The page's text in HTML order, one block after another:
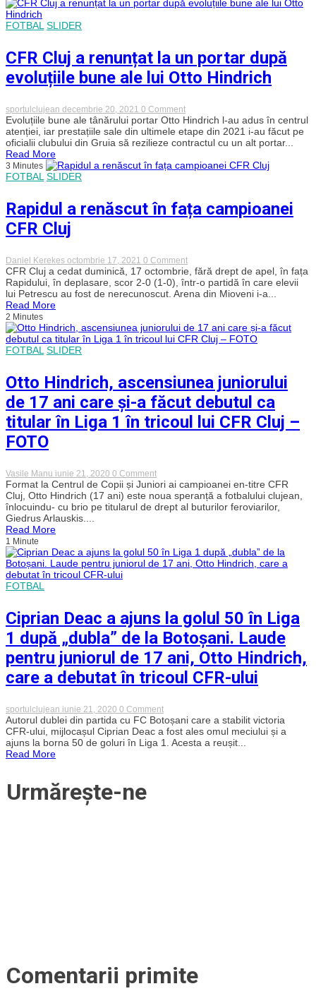
a
sigur
că
va
mult”
FOTBAL SLIDER
CFR Cluj a renunțat la un portar după
evoluțiile bune ale lui Otto Hindrich
sportulclujean decembrie 20, 2021 0 Commenton
CFR
Cluj
a
renunțat
un
bune
ale
Evoluțiile bune ale tânărului portar Otto Hindrich l-au adus în centrul
atenției, iar prestațiile sale din ultimele etape din 2021 i-au făcut pe
oficialii clubului din Gruia să rezilieze contractul cu un alt portar...
Read More
3 Minutes
FOTBAL SLIDER
Rapidul a renăscut în fața campioanei
CFR Cluj
Daniel Kerekes octombrie 17, 2021 0 Commenton
Rapidul
a
renăscut
în
CFR
Cluj
CFR Cluj a cedat duminică, 17 octombrie, fără drept de apel, în fața
Rapidului, în deplasare, scor 2-0 (1-0), într-o partidă în care elevii
lui Petrescu au fost de nerecunoscut. Arena din Mioveni i-a...
Read More
2 Minutes
FOTBAL SLIDER
Otto Hindrich, ascensiunea juniorului
de 17 ani care și-a făcut debutul ca
titular în Liga 1 în tricoul lui CFR Cluj –
FOTO
Vasile Manu iunie 21, 2020 0 Commenton
Otto
Hindrich,
ascensiunea
juniorului
care
și-
a
titular
în
Liga
1
în
tricoul
CFR
FOTO
Format la Centrul de Copii și Juniori ai campioanei en-titre CFR
Cluj, Otto Hindrich (17 ani) este noua speranță a fotbalului clujean,
înlocuindu- cu brio pe titularul de drept al buturilor feroviarilor,
Giedrus Arlauskis....
Read More
1 Minute
FOTBAL
Ciprian Deac a ajuns la golul 50 în Liga
1 după „dubla” de la Botoșani. Laude
pentru juniorul de 17 ani, Otto Hindrich,
care a debutat în tricoul CFR-ului
sportulclujean iunie 21, 2020 0 Commenton
Ciprian
Deac
a
ajuns
debutat
în
tricoul
Autorul dublei din partida cu FC Botoșani care a stabilit victoria
CFR-ului, mijlocașul Ciprian Deac a fost ales omul meciului și a
ajuns la borna 50 de goluri în Liga 1. Acesta a reușit...
Read More
Urmărește-ne
Comentarii primite